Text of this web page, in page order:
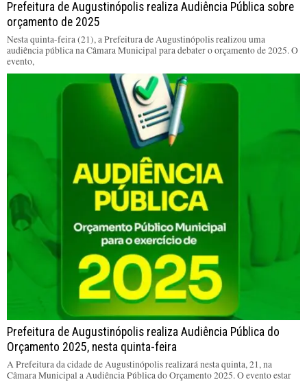
Prefeitura de Augustinópolis realiza Audiência Pública sobre
orçamento de 2025
Nesta quinta-feira (21), a Prefeitura de Augustinópolis realizou uma
audiência pública na Câmara Municipal para debater o orçamento de 2025. O
evento,
Prefeitura de Augustinópolis realiza Audiência Pública do
Orçamento 2025, nesta quinta-feira
A Prefeitura da cidade de Augustinópolis realizará nesta quinta, 21, na
Câmara Municipal a Audiência Pública do Orçamento 2025. O evento estar